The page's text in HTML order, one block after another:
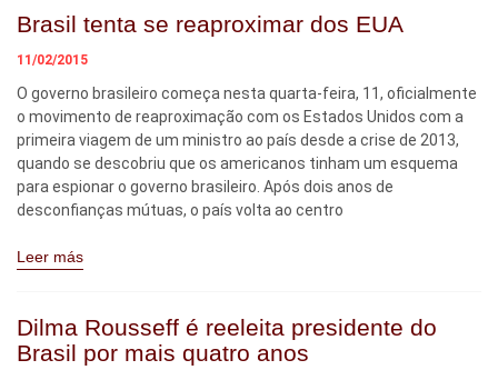
Brasil tenta se reaproximar dos EUA
11/02/2015
O governo brasileiro começa nesta quarta-feira, 11, oficialmente
o movimento de reaproximação com os Estados Unidos com a
primeira viagem de um ministro ao país desde a crise de 2013,
quando se descobriu que os americanos tinham um esquema
para espionar o governo brasileiro. Após dois anos de
desconfianças mútuas, o país volta ao centro
Leer más
Dilma Rousseff é reeleita presidente do
Brasil por mais quatro anos